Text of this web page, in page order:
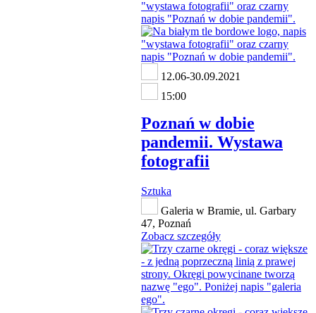
12.06-30.09.2021
15:00
Poznań w dobie
pandemii. Wystawa
fotografii
Sztuka
Galeria w Bramie, ul. Garbary
47, Poznań
Zobacz szczegóły